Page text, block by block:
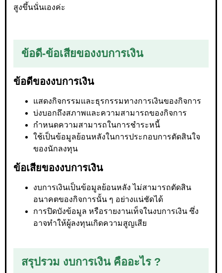
สูงขึ้นนั่นเองค่ะ
ข้อดี-ข้อเสียของงบการเงิน
ข้อดีของงบการเงิน
แสดงกิจกรรมและธุรกรรมทางการเงินของกิจการ
บ่งบอกถึงสภาพและความสามารถของกิจการ
กำหนดความสามารถในการชำระหนี้
ใช้เป็นข้อมูลย้อนหลังในการประกอบการตัดสินใจ
ของนักลงทุน
ข้อเสียของงบการเงิน
งบการเงินเป็นข้อมูลย้อนหลัง ไม่สามารถตัดสิน
อนาคตของกิจการนั้น ๆ อย่างแน่ชัดได้
การปิดบังข้อมูล หรือรายงานเท็จในงบการเงิน ซึ่ง
อาจทำให้ผู้ลงทุนเกิดความสูญเสีย
สรุปรวม งบการเงิน คืออะไร ?